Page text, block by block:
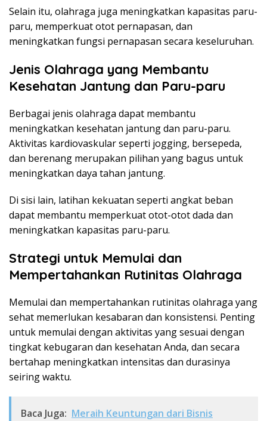
Selain itu, olahraga juga meningkatkan kapasitas paru-
paru, memperkuat otot pernapasan, dan
meningkatkan fungsi pernapasan secara keseluruhan.
Jenis Olahraga yang Membantu
Kesehatan Jantung dan Paru-paru
Berbagai jenis olahraga dapat membantu
meningkatkan kesehatan jantung dan paru-paru.
Aktivitas kardiovaskular seperti jogging, bersepeda,
dan berenang merupakan pilihan yang bagus untuk
meningkatkan daya tahan jantung.
Di sisi lain, latihan kekuatan seperti angkat beban
dapat membantu memperkuat otot-otot dada dan
meningkatkan kapasitas paru-paru.
Strategi untuk Memulai dan
Mempertahankan Rutinitas Olahraga
Memulai dan mempertahankan rutinitas olahraga yang
sehat memerlukan kesabaran dan konsistensi. Penting
untuk memulai dengan aktivitas yang sesuai dengan
tingkat kebugaran dan kesehatan Anda, dan secara
bertahap meningkatkan intensitas dan durasinya
seiring waktu.
Baca Juga: Meraih Keuntungan dari Bisnis